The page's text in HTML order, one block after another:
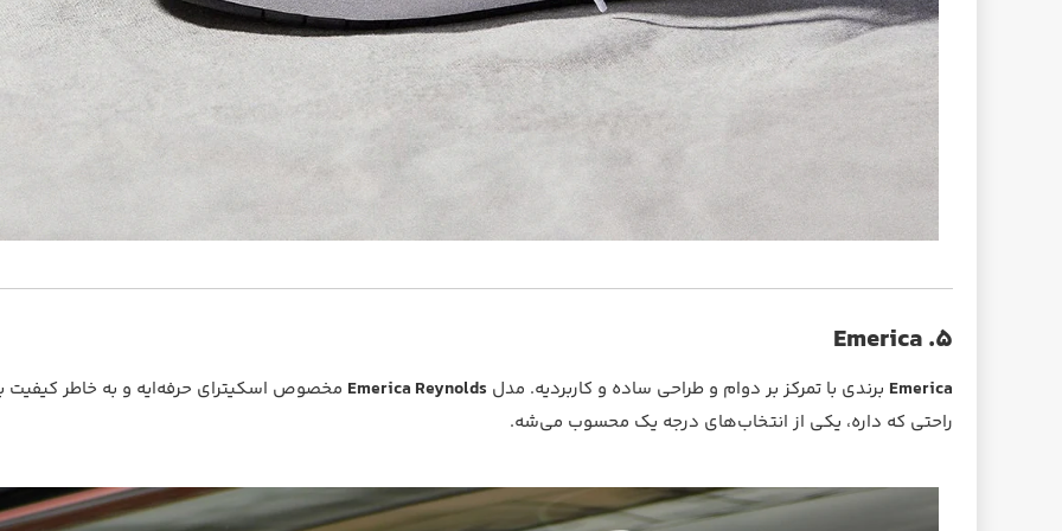
۵. Emerica
Emerica برندی با تمرکز بر دوام و طراحی ساده و کاربردیه. مدل Emerica Reynolds مخصوص اسکیترای حرفه‌ایه و به خاطر کیفیت
راحتی که داره، یکی از انتخاب‌های درجه یک محسوب می‌شه.